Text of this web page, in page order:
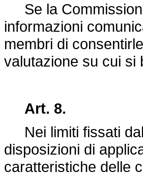
Se la
informazioni
membri di
valutazione su cui si
Art. 8.
Nei limiti fissati
disposizioni di
caratteristiche delle